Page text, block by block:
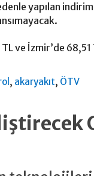
yapılan
ve İzmir’de
, akaryakıt, ÖTV